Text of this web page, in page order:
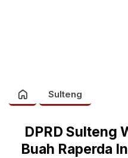
Sulteng
DPRD Sulteng
Buah Raperda